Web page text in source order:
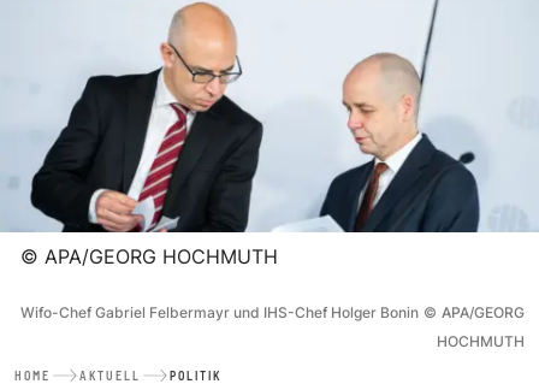
© APA/GEORG HOCHMUTH
Wifo-Chef Gabriel Felbermayr und IHS-Chef Holger Bonin © APA/GEORG
HOCHMUTH
HOME AKTUELL POLITIK